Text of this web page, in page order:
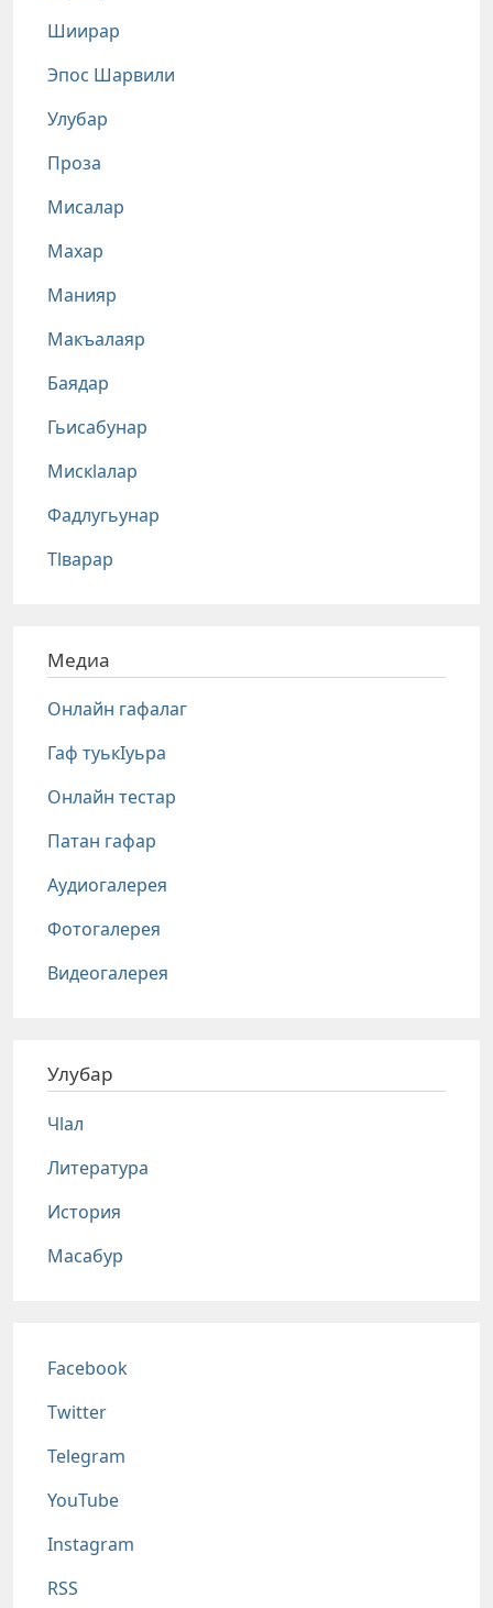
Шиирар
Эпос Шарвили
Улубар
Проза
Мисалар
Махар
Манияр
Макъалаяр
Баядар
Гьисабунар
Мискlалар
Фадлугьунар
Тlварар
Медиа
Онлайн гафалаг
Гаф туькIуьра
Онлайн тестар
Патан гафар
Аудиогалерея
Фотогалерея
Видеогалерея
Улубар
Чlал
Литература
История
Масабур
Соц сети
Facebook
Twitter
Telegram
YouTube
Instagram
RSS